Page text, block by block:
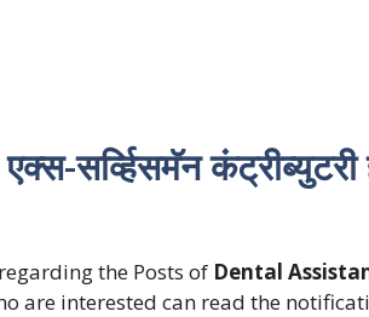
सर्व्हिसमॅन
the Posts of Dental
are interested can read the